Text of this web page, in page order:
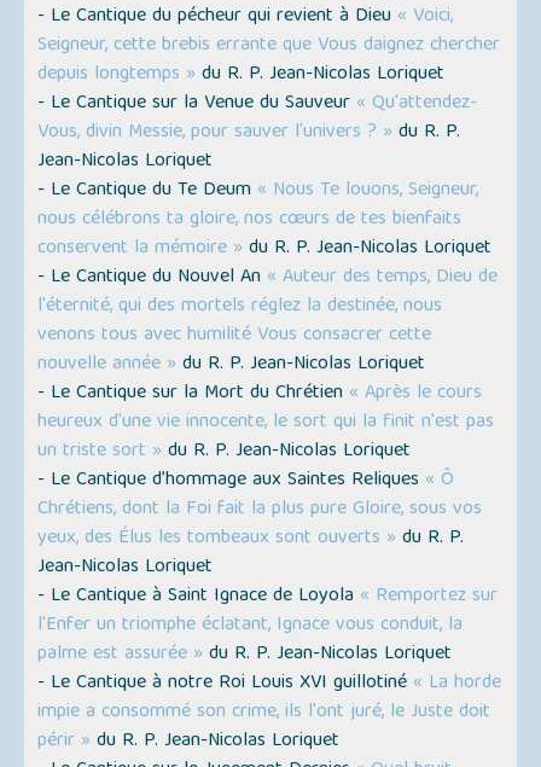
- Le Cantique du pécheur qui revient à Dieu « Voici,
Seigneur, cette brebis errante que Vous daignez chercher
depuis longtemps » du R. P. Jean-Nicolas Loriquet
- Le Cantique sur la Venue du Sauveur « Qu'attendez-
Vous, divin Messie, pour sauver l'univers ? » du R. P.
Jean-Nicolas Loriquet
- Le Cantique du Te Deum « Nous Te louons, Seigneur,
nous célébrons ta gloire, nos cœurs de tes bienfaits
conservent la mémoire » du R. P. Jean-Nicolas Loriquet
- Le Cantique du Nouvel An « Auteur des temps, Dieu de
l'éternité, qui des mortels réglez la destinée, nous
venons tous avec humilité Vous consacrer cette
nouvelle année » du R. P. Jean-Nicolas Loriquet
- Le Cantique sur la Mort du Chrétien « Après le cours
heureux d'une vie innocente, le sort qui la finit n'est pas
un triste sort » du R. P. Jean-Nicolas Loriquet
- Le Cantique d’hommage aux Saintes Reliques « Ô
Chrétiens, dont la Foi fait la plus pure Gloire, sous vos
yeux, des Élus les tombeaux sont ouverts » du R. P.
Jean-Nicolas Loriquet
- Le Cantique à Saint Ignace de Loyola « Remportez sur
l'Enfer un triomphe éclatant, Ignace vous conduit, la
palme est assurée » du R. P. Jean-Nicolas Loriquet
- Le Cantique à notre Roi Louis XVI guillotiné « La horde
impie a consommé son crime, ils l'ont juré, le Juste doit
périr » du R. P. Jean-Nicolas Loriquet